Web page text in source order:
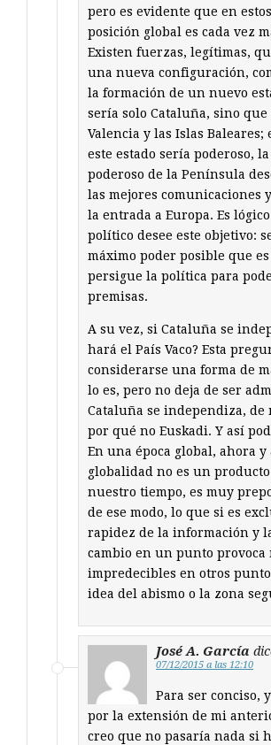
pero es evidente que en
posición global es cada vez
Existen fuerzas, legítimas,
una nueva configuración,
la formación de un nuevo
sería solo Cataluña, sino
Valencia y las Islas Baleares;
este estado sería poderoso,
poderoso de la Península
las mejores comunicaciones
la entrada a Europa. Es
político desee este objetivo:
máximo poder posible que
persigue la política para
premisas.
A su vez, si Cataluña se
hará el País Vaco? Esta
considerarse una forma de
lo es, pero no deja de ser
Cataluña se independiza, de
por qué no Euskadi. Y así
En una época global, ahora y
globalidad no es un
nuestro tiempo, es muy
de ese modo, lo que si es
rapidez de la información y
cambio en un punto provoca
impredecibles en otros
idea del abismo o la zona
José A. García
07/12/2015 a las 12:10
Para ser conciso,
por la extensión de mi
creo que no pasaría nada si